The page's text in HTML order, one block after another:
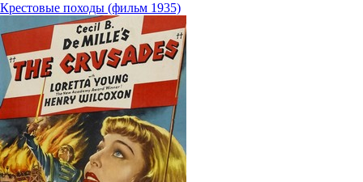
Крестовые походы (фильм 1935)